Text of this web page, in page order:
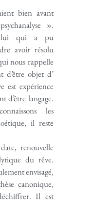
bien avant
».
qui a pu
avoir résolu
nous rappelle
d’être objet d’
est expérience
d’être langage.
les
il reste
renouvelle
du rêve.
envisagé,
canonique,
Il est